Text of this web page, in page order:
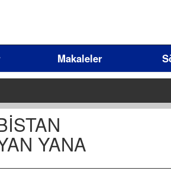
Makaleler
YANA